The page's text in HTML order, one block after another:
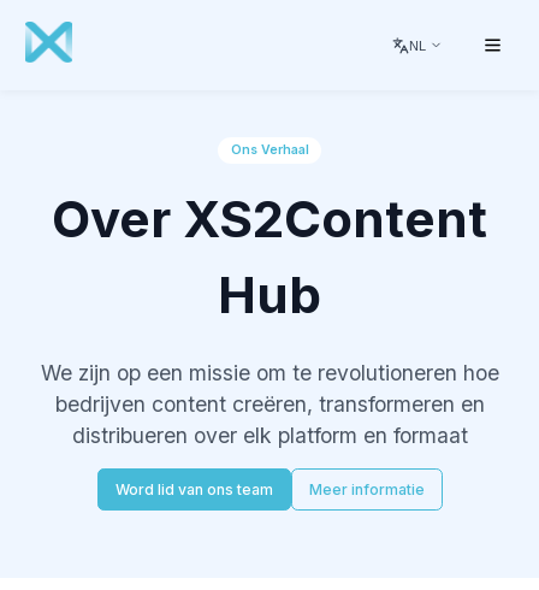
NL
Ons Verhaal
Over XS2Content
Hub
We zijn op een missie om te revolutioneren hoe
bedrijven content creëren, transformeren en
distribueren over elk platform en formaat
Word lid van ons team Meer informatie